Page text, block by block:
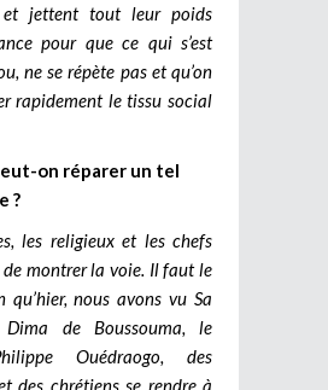
et jettent tout leur poids
pour que ce qui s’est
ne se répète pas et qu’on
rapidement le tissu social
on réparer un tel
?
les religieux et les chefs
montrer la voie. Il faut le
qu’hier, nous avons vu Sa
de Boussouma, le
Ouédraogo, des
des chrétiens se rendre à